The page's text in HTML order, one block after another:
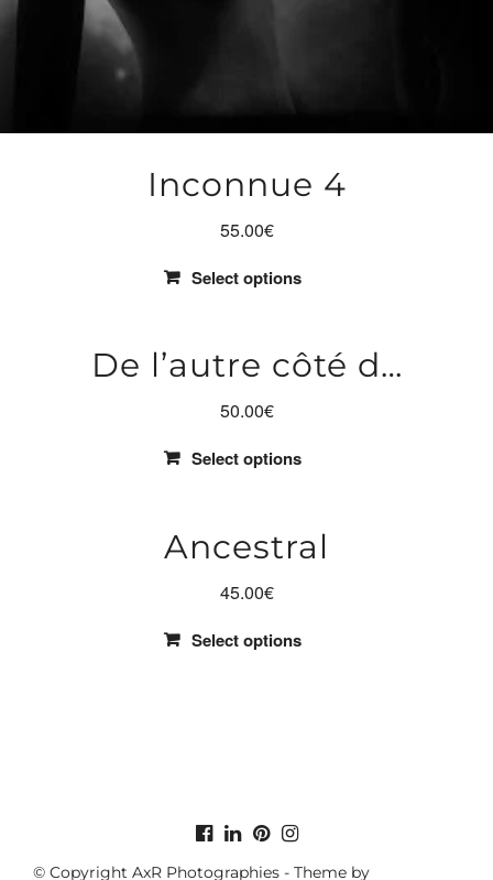
Inconnue 4
55.00€
Select options
De l’autre côté d…
50.00€
Select options
Ancestral
45.00€
Select options
© Copyright AxR Photographies - Theme by